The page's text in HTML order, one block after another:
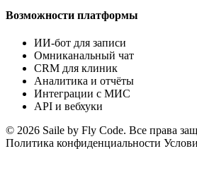
Возможности платформы
ИИ-бот для записи
Омниканальный чат
CRM для клиник
Аналитика и отчёты
Интеграции с МИС
API и вебхуки
© 2026 Saile by Fly Code. Все права
Политика конфиденциальности